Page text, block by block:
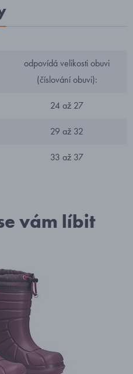
odpovídá velikosti obuvi
(číslování obuvi):
24 až 27
29 až 32
33 až 37
vám líbit